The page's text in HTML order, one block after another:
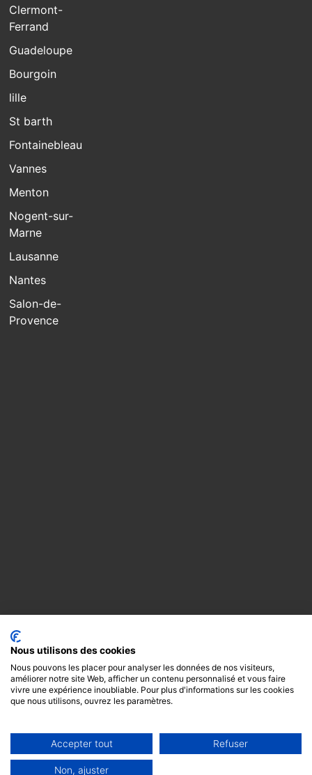
Clermont-
Ferrand
Guadeloupe
Bourgoin
lille
St barth
Fontainebleau
Vannes
Menton
Nogent-sur-
Marne
Lausanne
Nantes
Salon-de-
Provence
Copyright
© 2024 -
GODOT &
Mentions
Nous utilisons des cookies
Nous pouvons les placer pour analyser les données de nos visiteurs,
améliorer notre site Web, afficher un contenu personnalisé et vous faire
vivre une expérience inoubliable. Pour plus d'informations sur les cookies
que nous utilisons, ouvrez les paramètres.
Accepter tout Refuser
Non, ajuster